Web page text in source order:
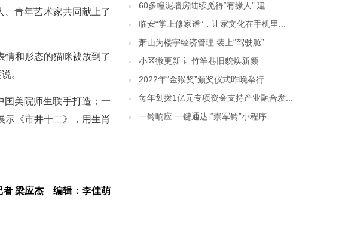
、青年艺术家共同献上了
情和形态的猫咪被放到了
。
美院师生联手打造；一
《市井十二》，用生肖
者 梁应杰 编辑：李佳萌
60多幢泥墙房陆续觅得“有缘人” 建...
临安“掌上修家谱”，让家文化在手机里...
萧山为楼宇经济管理 装上“驾驶舱”
小区微更新 让竹竿巷旧貌焕新颜
2022年“金猴奖”颁奖仪式昨晚举行...
每年划拨1亿元专项资金支持产业融合发...
一铃响应 一键通达 “崇军铃”小程序...